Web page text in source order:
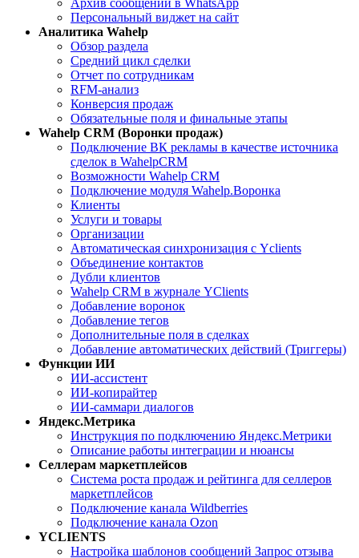
Персональный виджет на сайт
Aналитика Wahelp
Обзор раздела
Средний цикл сделки
Отчет по сотрудникам
RFM-анализ
Конверсия продаж
Обязательные поля и финальные этапы
Wahelp CRM (Воронки продаж)
Подключение ВК рекламы в качестве источника
сделок в WahelpCRM
Возможности Wahelp CRM
Подключение модуля Wahelp.Воронка
Клиенты
Услуги и товары
Организации
Автоматическая синхронизация с Yclients
Объединение контактов
Дубли клиентов
Wahelp CRM в журнале YClients
Добавление воронок
Добавление тегов
Дополнительные поля в сделках
Добавление автоматических действий (Триггеры)
Функции ИИ
ИИ-ассистент
ИИ-копирайтер
ИИ-саммари диалогов
Яндекс.Метрика
Инструкция по подключению Яндекс.Метрики
Описание работы интеграции и нюансы
Селлерам маркетплейсов
Система роста продаж и рейтинга для селлеров
маркетплейсов
Подключение канала Wildberries
Подключение канала Ozon
YCLIENTS
Настройка шаблонов сообщений Запрос отзыва